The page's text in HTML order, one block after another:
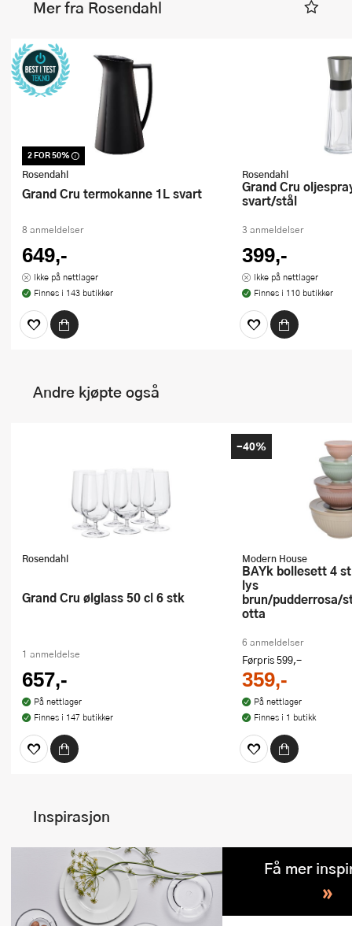
Mer fra Rosendahl
2 FOR 50%
Dette produktet er inkludert i vår
kampanje. Benytt deg av rabatten i dag!
Rosendahl
Grand Cru termokanne 1L svart
8 anmeldelser
649,-
Ikke på nettlager
Finnes i 143 butikker
Rosendahl
Grand Cru oljespray 14 cl 20 cm
svart/stål
3 anmeldelser
399,-
Ikke på nettlager
Finnes i 110 butikker
Andre kjøpte også
Rosendahl
Grand Cru ølglass 50 cl 6 stk
1 anmeldelse
657,-
På nettlager
Finnes i 147 butikker
Modern House
bAYk bollesett 4 stk 0,2/0,5/1/2L
lys
brun/pudderrosa/
otta
6 anmeldelser
Førpris599,-
359,-
På nettlager
Finnes i 1 butikk
-40%
Inspirasjon
Få mer
»